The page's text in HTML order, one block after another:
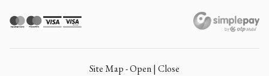
Site Map - Open | Close